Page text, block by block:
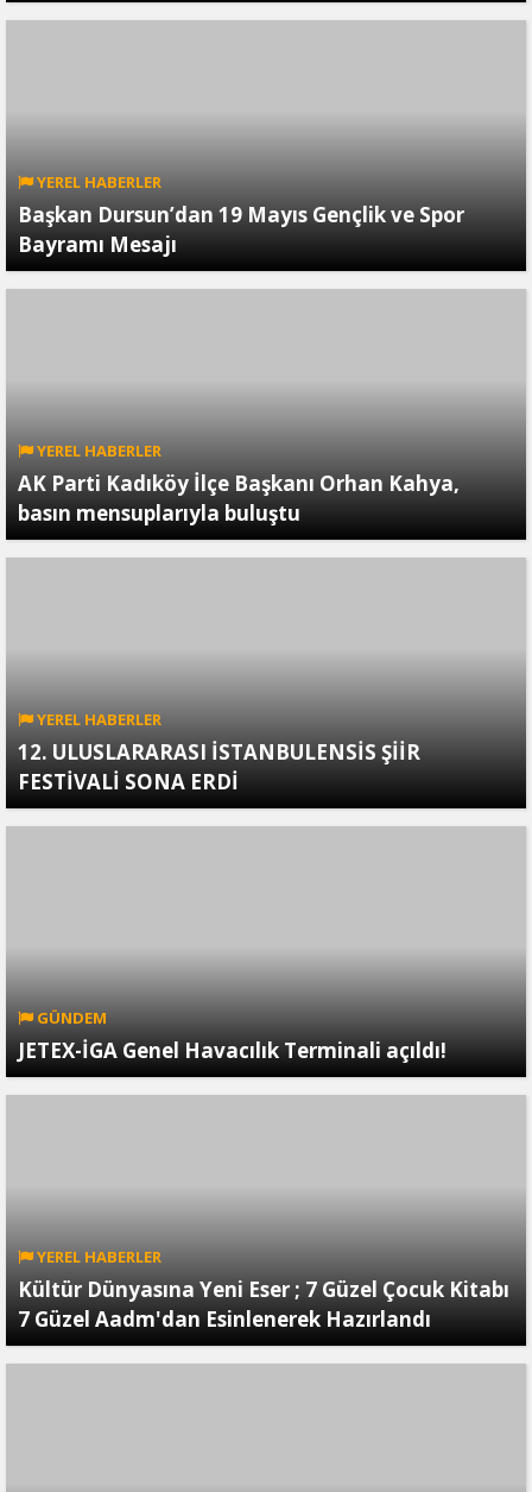
YEREL HABERLER
Başkan Dursun’dan 19 Mayıs Gençlik ve Spor
Bayramı Mesajı
YEREL HABERLER
AK Parti Kadıköy İlçe Başkanı Orhan Kahya,
basın mensuplarıyla buluştu
YEREL HABERLER
12. ULUSLARARASI İSTANBULENSİS ŞİİR
FESTİVALİ SONA ERDİ
GÜNDEM
JETEX-İGA Genel Havacılık Terminali açıldı!
YEREL HABERLER
Kültür Dünyasına Yeni Eser ; 7 Güzel Çocuk Kitabı
7 Güzel Aadm'dan Esinlenerek Hazırlandı